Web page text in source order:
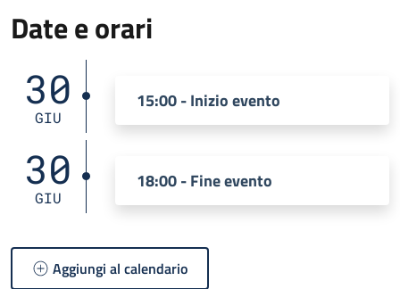
Date e orari
30
GIU
15:00 - Inizio evento
30
GIU
18:00 - Fine evento
Aggiungi al calendario